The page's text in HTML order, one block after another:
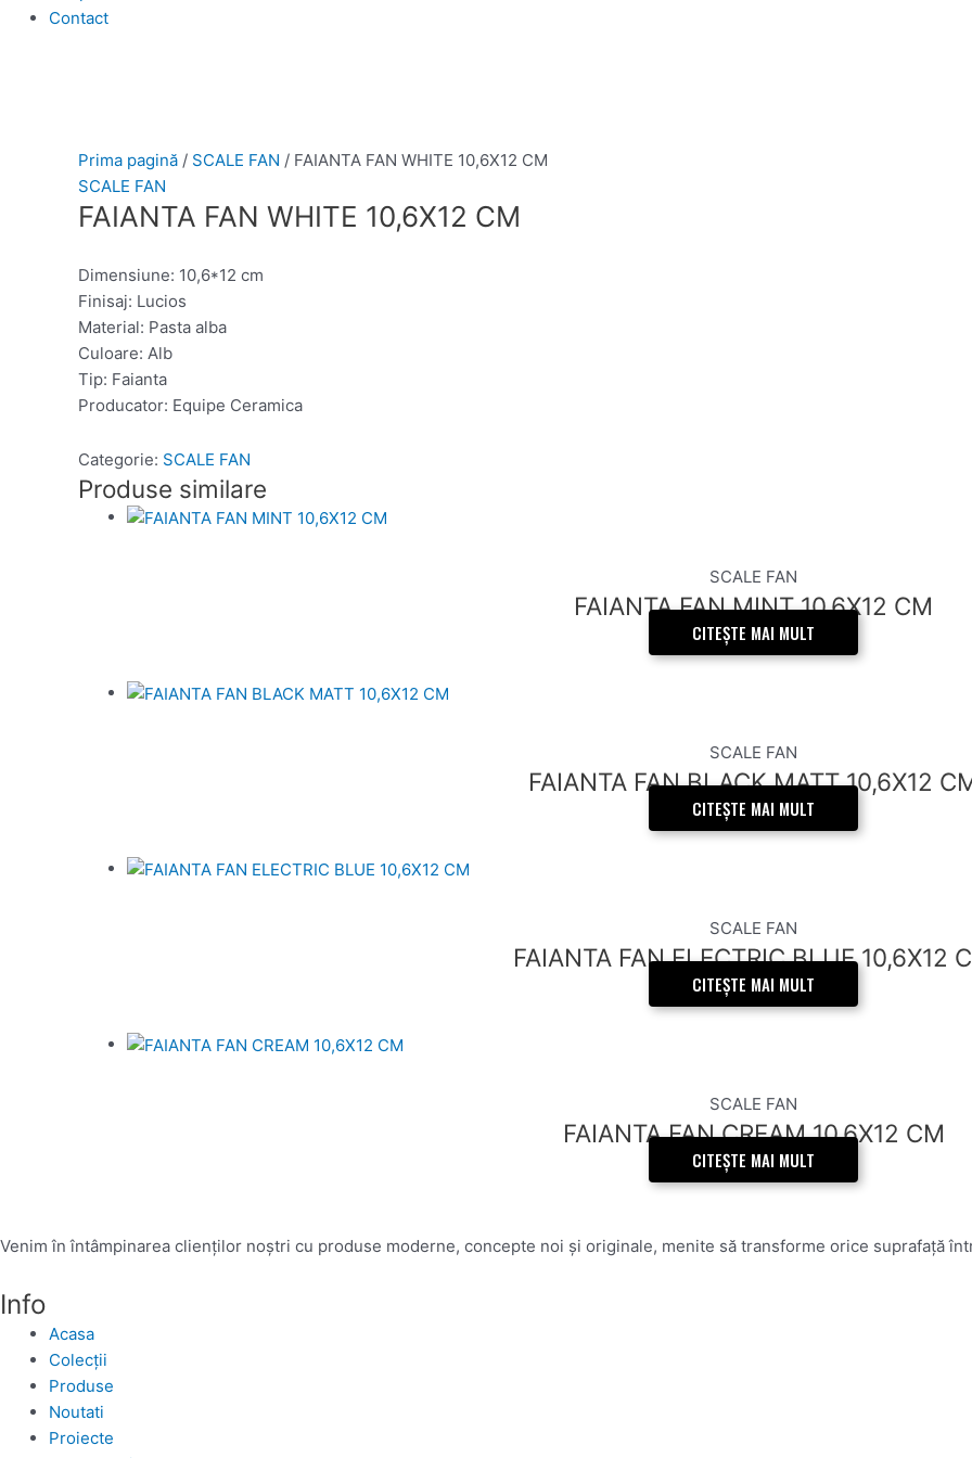
Contact
Prima pagină / SCALE FAN / FAIANTA FAN WHITE 10,6X12 CM
SCALE FAN
FAIANTA FAN WHITE 10,6X12 CM
Dimensiune: 10,6*12 cm
Finisaj: Lucios
Material: Pasta alba
Culoare: Alb
Tip: Faianta
Producator: Equipe Ceramica
Categorie: SCALE FAN
Produse similare
SCALE FAN
FAIANTA FAN MINT 10,6X12 CM
CITEȘTE MAI MULT
SCALE FAN
FAIANTA FAN BLACK MATT 10,6X12
CITEȘTE MAI MULT
SCALE FAN
FAIANTA FAN ELECTRIC BLUE 10,6X12
CITEȘTE MAI MULT
SCALE FAN
FAIANTA FAN CREAM 10,6X12 CM
CITEȘTE MAI MULT
Venim în întâmpinarea clienților noștri cu produse moderne, concepte noi și originale, menite să transforme orice suprafață
Info
Acasa
Colecții
Produse
Noutati
Proiecte